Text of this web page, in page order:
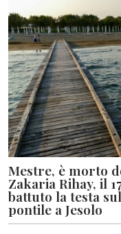
Mestre, è morto
Zakaria Rihay, il
battuto la testa
pontile a Jesolo